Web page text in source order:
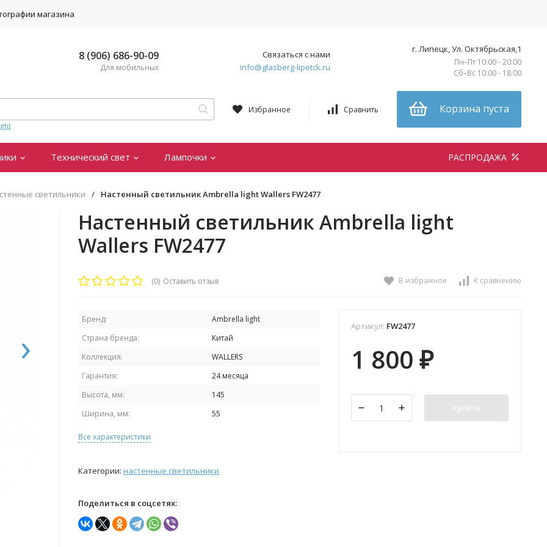
магазина
8 (906) 686-90-09
Для мобильных
Связаться с нами
info@glasberg-lipetck.ru
г. Липецк, Ул. Октябрьская,1
Пн–Пт 10:00 - 20:00
Сб–Вс 10:00 - 18:00
Избранное Сравнить Корзина пуста
Технический свет Лампочки РАСПРОДАЖА
светильники / Настенный светильник Ambrella light Wallers FW2477
›
Настенный светильник Ambrella light
Wallers FW2477
(0) Оставить отзыв В избранное К сравнению
Бренд:
Ambrella light
Страна бренда:
Китай
Коллекция:
WALLERS
Гарантия:
24 месяца
Высота, мм:
145
Ширина, мм:
55
Все характеристики
Категории: настенные светильники
Поделиться в соцсетях:
Артикул: FW2477
1 800 ₽
Купить